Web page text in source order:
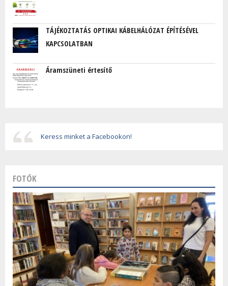
TÁJÉKOZTATÁS OPTIKAI KÁBELHÁLÓZAT ÉPÍTÉSÉVEL
KAPCSOLATBAN
Áramszüneti értesítő
Keress minket a Facebookon!
FOTÓK